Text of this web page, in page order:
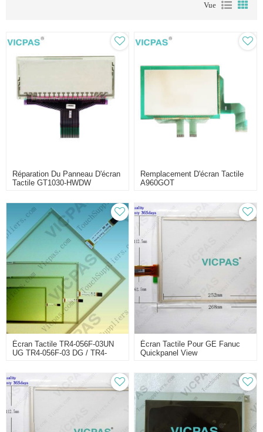
Vue
Réparation Du Panneau D'écran
Tactile GT1030-HWDW
Remplacement D'écran Tactile
A960GOT
Écran Tactile TR4-056F-03UN
UG TR4-056F-03 DG / TR4-
Écran Tactile Pour GE Fanuc
Quickpanel View